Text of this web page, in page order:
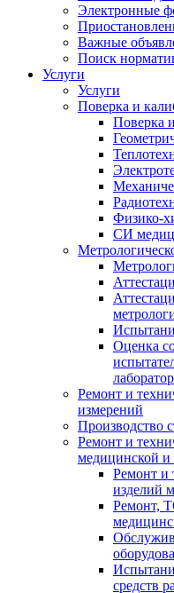
Электронные
Важные
Поиск
Услуги
Услуги
Поверка и
Поверка
Физико-
СИ
Оценка
Ремонт и
измерений
Производство
Ремонт и
медицинской и
Ремонт и
изделий
Ремонт,
средств